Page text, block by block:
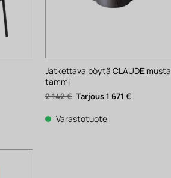
Jatkettava pöytä CLAUDE musta
tammi
2 142€ Alkuperäinen
hinta
2
142 €.
1 671 €Nykyinen
hinta
Varastotuote